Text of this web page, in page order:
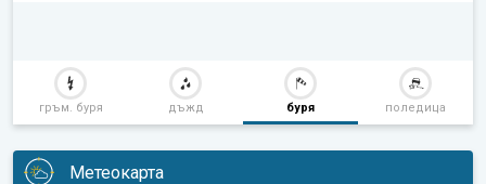
гръм. буря дъжд буря поледица
Метеокарта